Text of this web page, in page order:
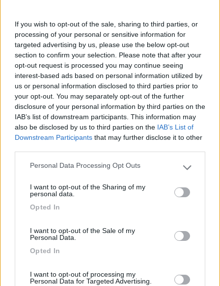
If you wish to opt-out of the sale, sharing to third parties, or
processing of your personal or sensitive information for
targeted advertising by us, please use the below opt-out
section to confirm your selection. Please note that after your
opt-out request is processed you may continue seeing
interest-based ads based on personal information utilized by
us or personal information disclosed to third parties prior to
your opt-out. You may separately opt-out of the further
disclosure of your personal information by third parties on the
IAB’s list of downstream participants. This information may
also be disclosed by us to third parties on the IAB’s List of
Downstream Participants that may further disclose it to other
Please note that this website/app uses one or more Google
not limited to your visit or usage behaviour. You may click to
grant or deny consent to Google and its third-party tags to
use your data for below specified purposes in below Google
Personal Data Processing Opt Outs
I want to opt-out of the Sharing of my
personal data.
Opted In
I want to opt-out of the Sale of my
Personal Data.
Opted In
I want to opt-out of processing my
Personal Data for Targeted Advertising.
Bloodhound85
15
In risposta al messaggio diIvan1971del24/07/2019
prezzo. Il Ducato 230 è meno sensibile alla ruggine rispetto al
precedente che io ho avuto come primo camper (puro) e ti posso
assicurare che la ruggine
Si ne sono conscio, in fin dei conti un mansardato tenuto bene è
sicuramente più sicuro di un puro lasciato marcire all'esterno. La
camper sotto i 5m e largo meno di 2 per poter fare campeggio
libero in tranquillità e potermi "mimetizzare" un po'di più.